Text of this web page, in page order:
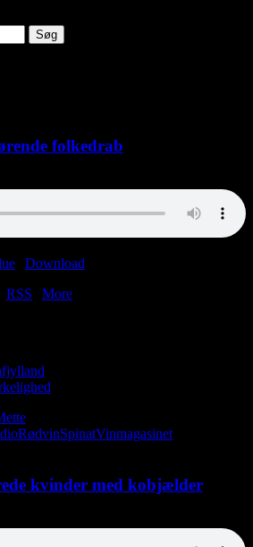
folkedrab
Download
RSS
More
RødvinSpinatVinmagasinet
kvinder med kobjælder